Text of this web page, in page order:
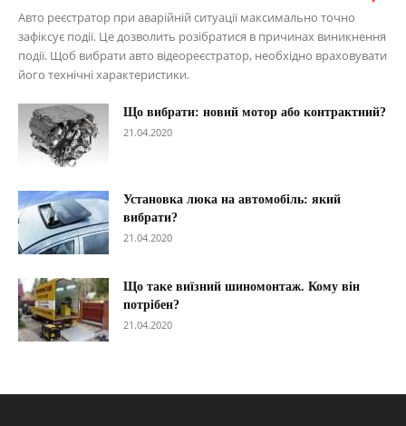
Авто реєстратор при аварійній ситуації максимально точно
зафіксує події. Це дозволить розібратися в причинах виникнення
події. Щоб вибрати авто відеореєстратор, необхідно враховувати
його технічні характеристики.
Що вибрати: новий мотор або контрактний?
21.04.2020
Установка люка на автомобіль: який
вибрати?
21.04.2020
Що таке виїзний шиномонтаж. Кому він
потрібен?
21.04.2020